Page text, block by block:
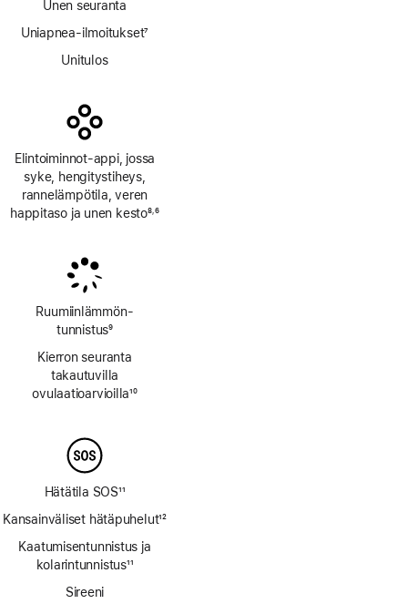
Unen seuranta
Uniapnea-ilmoitukset7
Unitulos
Elintoiminnot-appi, jossa
syke, hengitys­tiheys,
rannelämpötila, veren
happitaso ja unen kesto8,6
Ruumiinlämmön­
tunnistus9
Kierron seuranta
takautuvilla
ovulaatioarvioilla10
Hätätila SOS11
Kansainväliset hätäpuhelut12
Kaatumisen­tunnistus ja
kolarin­tunnistus11
Sireeni